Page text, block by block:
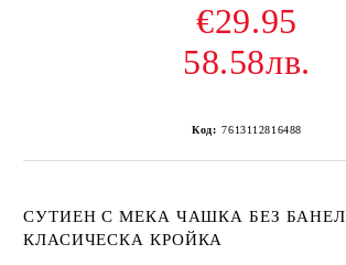
€29.95
58.58лв.
Код: 7613112816488
СУТИЕН С МЕКА ЧАШКА БЕЗ БАНЕЛ
КЛАСИЧЕСКА КРОЙКА